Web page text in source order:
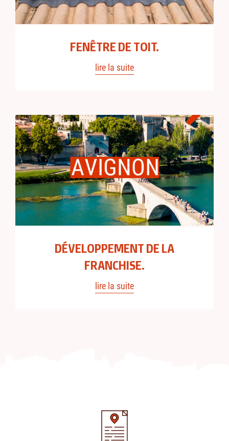
FENÊTRE DE TOIT.
lire la suite
DÉVELOPPEMENT DE LA
FRANCHISE.
lire la suite